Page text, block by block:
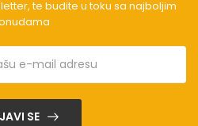
te budite u toku sa najboljim
SE